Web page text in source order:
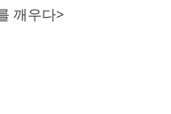
깨우다>